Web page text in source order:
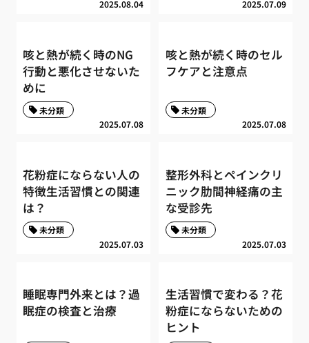
2025.08.04 2025.07.09
咳と熱が続く時のNG
行動と悪化させないた
めに
2025.07.08
未分類
咳と熱が続く時のセル
フケアと注意点
2025.07.08
未分類
花粉症にならない人の
特徴生活習慣との関連
は？
2025.07.03
未分類
整形外科とペインクリ
ニック肋間神経痛の主
な受診先
2025.07.03
未分類
睡眠専門外来とは？過
眠症の検査と治療
生活習慣で変わる？花
粉症にならないための
ヒント